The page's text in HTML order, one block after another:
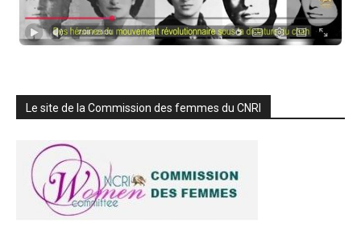
Le site de la Commission des femmes du CNRI